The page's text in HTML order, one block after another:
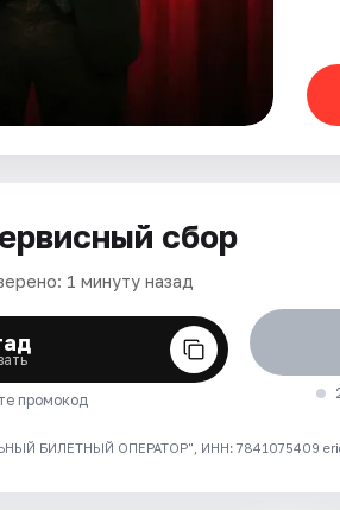
сбор
1 минуту назад
промокод
БИЛЕТНЫЙ ОПЕРАТОР", ИНН: 7841075409 erid: